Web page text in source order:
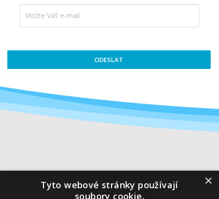
ODESLAT
PRODUKTY ×
Tyto webové stránky používají
soubory cookie.